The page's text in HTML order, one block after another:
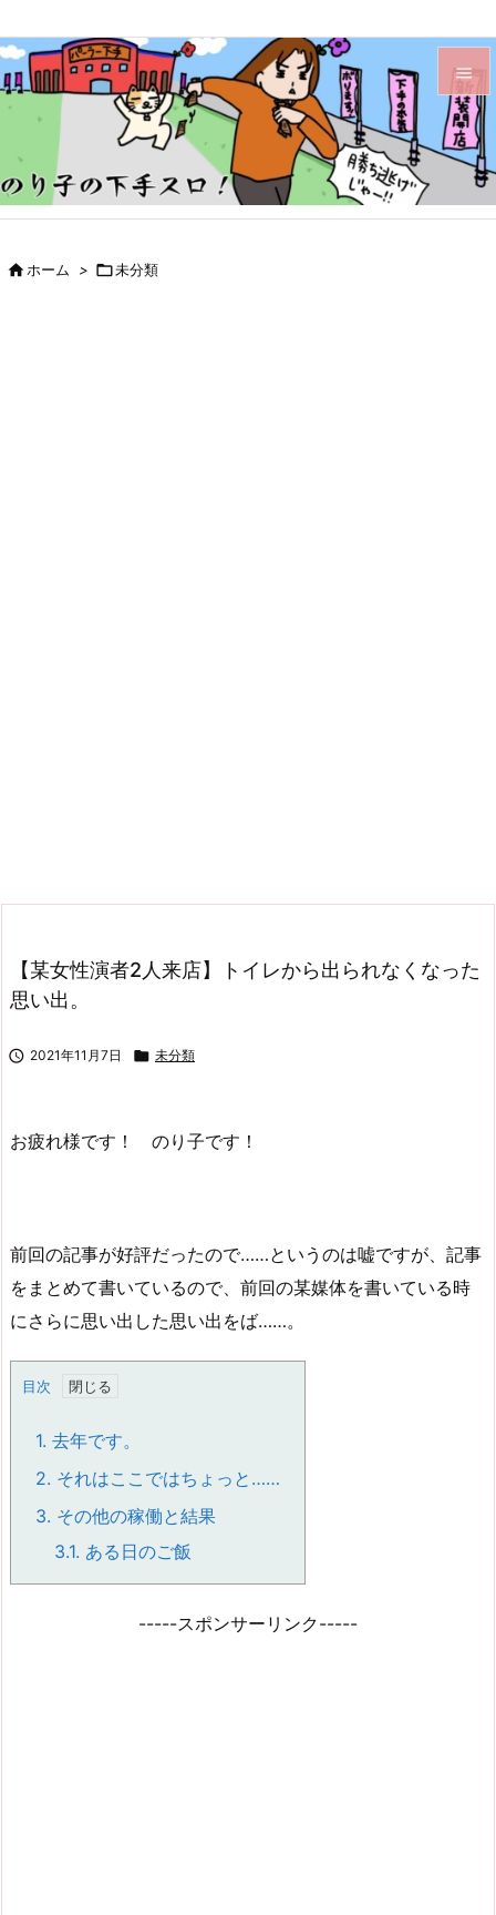


メニュ

サイド
ホーム > 未分類
【某女性演者2人来店】トイレから出られなくなった
思い出。
 2021年11月7日  未分類
お疲れ様です！ のり子です！
前回の記事が好評だったので……というのは嘘ですが、記事
をまとめて書いているので、前回の某媒体を書いている時
にさらに思い出した思い出をば……。
目次
1. 去年です。
2. それはここではちょっと……
3. その他の稼働と結果
3.1. ある日のご飯
-----スポンサーリンク-----